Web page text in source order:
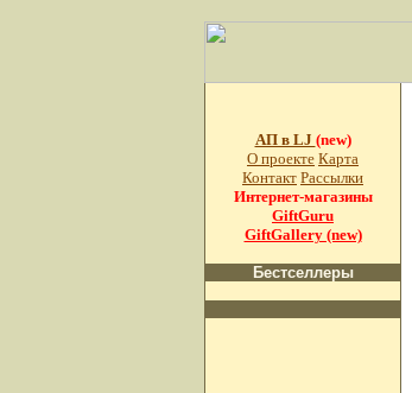
АП в LJ (new)
О проекте Карта
Контакт Рассылки
Интернет-магазины
GiftGuru
GiftGallery (new)
Бестселлеры